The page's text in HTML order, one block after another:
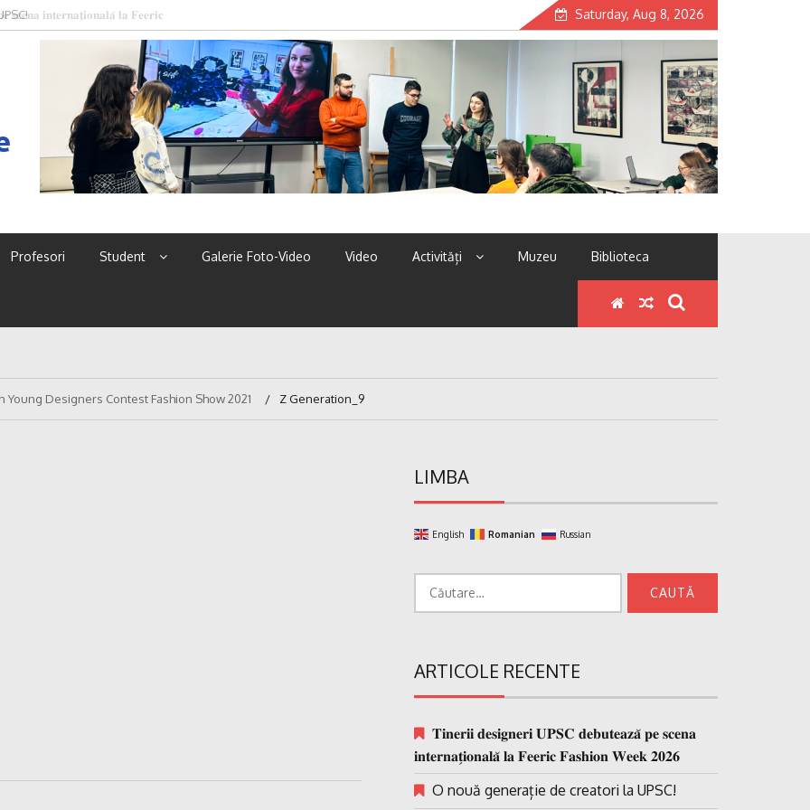
Saturday, Aug 8, 2026
Profesori Student Galerie Foto-Video Video Activități Muzeu Biblioteca
Young Designers Contest Fashion Show 2021 Z Generation_9
LIMBA
English Romanian Russian
ARTICOLE RECENTE
𝐓𝐢𝐧𝐞𝐫𝐢𝐢 𝐝𝐞𝐬𝐢𝐠𝐧𝐞𝐫𝐢 𝐔𝐏𝐒𝐂 𝐝𝐞𝐛𝐮𝐭𝐞𝐚𝐳𝐚̆ 𝐩𝐞 𝐬𝐜𝐞𝐧𝐚
𝐢𝐧𝐭𝐞𝐫𝐧𝐚𝐭̗𝐢𝐨𝐧𝐚𝐥𝐚̆ 𝐥𝐚 𝐅𝐞𝐞𝐫𝐢𝐜 𝐅𝐚𝐬𝐡𝐢𝐨𝐧 𝐖𝐞𝐞𝐤 𝟐𝟎𝟐𝟔
O nouă generație de creatori la UPSC!